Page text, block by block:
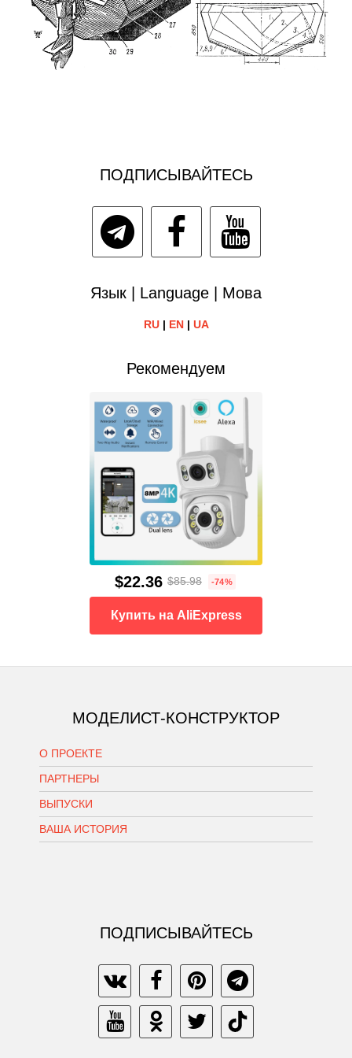
ПОДПИСЫВАЙТЕСЬ
Язык | Language | Мова
RU| EN| UA
Рекомендуем
$22.36 $85.98 -74%
Купить на AliExpress
МОДЕЛИСТ-КОНСТРУКТОР
О ПРОЕКТЕ
ПАРТНЕРЫ
ВЫПУСКИ
ВАША ИСТОРИЯ
ПОДПИСЫВАЙТЕСЬ